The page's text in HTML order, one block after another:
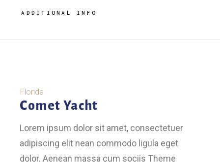
ADDITIONAL INFO
Florida
Comet Yacht
Lorem ipsum dolor sit amet, consectetuer
adipiscing elit nean commodo ligula eget
dolor. Aenean massa cum sociis Theme